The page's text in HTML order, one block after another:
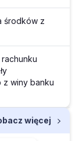
środków z
winy banku
więcej